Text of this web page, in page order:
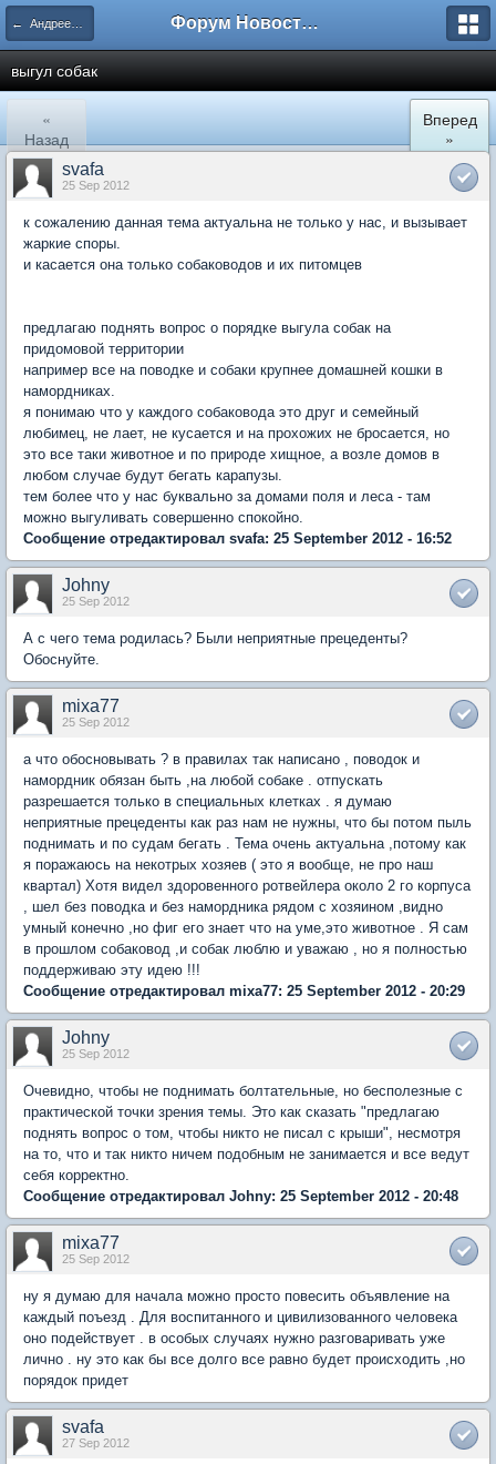
← Андреевский квартал Форум Новостройки
выгул собак
«
Назад
Вперед
»
svafa
25 Sep 2012
к сожалению данная тема актуальна не только у нас, и вызывает
жаркие споры.
и касается она только собаководов и их питомцев
предлагаю поднять вопрос о порядке выгула собак на
придомовой территории
например все на поводке и собаки крупнее домашней кошки в
намордниках.
я понимаю что у каждого собаковода это друг и семейный
любимец, не лает, не кусается и на прохожих не бросается, но
это все таки животное и по природе хищное, а возле домов в
любом случае будут бегать карапузы.
тем более что у нас буквально за домами поля и леса - там
можно выгуливать совершенно спокойно.
Сообщение отредактировал svafa: 25 September 2012 - 16:52
Johny
25 Sep 2012
А с чего тема родилась? Были неприятные прецеденты?
Обоснуйте.
mixa77
25 Sep 2012
а что обосновывать ? в правилах так написано , поводок и
намордник обязан быть ,на любой собаке . отпускать
разрешается только в специальных клетках . я думаю
неприятные прецеденты как раз нам не нужны, что бы потом пыль
поднимать и по судам бегать . Тема очень актуальна ,потому как
я поражаюсь на некотрых хозяев ( это я вообще, не про наш
квартал) Хотя видел здоровенного ротвейлера около 2 го корпуса
, шел без поводка и без намордника рядом с хозяином ,видно
умный конечно ,но фиг его знает что на уме,это животное . Я сам
в прошлом собаковод ,и собак люблю и уважаю , но я полностью
поддерживаю эту идею !!!
Сообщение отредактировал mixa77: 25 September 2012 - 20:29
Johny
25 Sep 2012
Очевидно, чтобы не поднимать болтательные, но бесполезные с
практической точки зрения темы. Это как сказать "предлагаю
поднять вопрос о том, чтобы никто не писал с крыши", несмотря
на то, что и так никто ничем подобным не занимается и все ведут
себя корректно.
Сообщение отредактировал Johny: 25 September 2012 - 20:48
mixa77
25 Sep 2012
ну я думаю для начала можно просто повесить объявление на
каждый поъезд . Для воспитанного и цивилизованного человека
оно подействует . в особых случаях нужно разговаривать уже
лично . ну это как бы все долго все равно будет происходить ,но
порядок придет
svafa
27 Sep 2012